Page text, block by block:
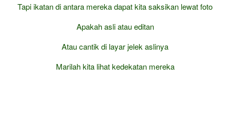
Tapi ikatan di antara mereka dapat kita saksikan lewat foto
Apakah asli atau editan
Atau cantik di layar jelek aslinya
Marilah kita lihat kedekatan mereka